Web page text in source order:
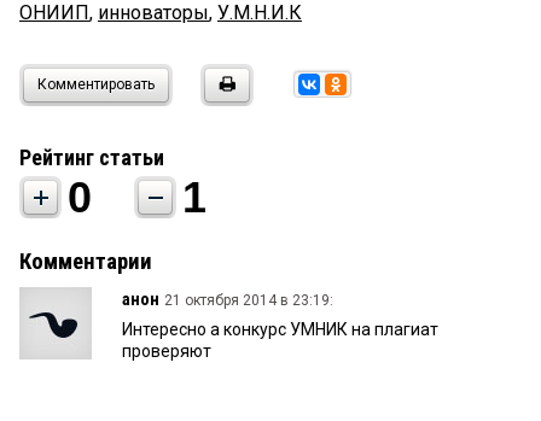
ОНИИП, инноваторы, У.М.Н.И.К
Комментировать
Рейтинг статьи
0 1
Комментарии
анон 21 октября 2014 в 23:19:
Интересно а конкурс УМНИК на плагиат
проверяют